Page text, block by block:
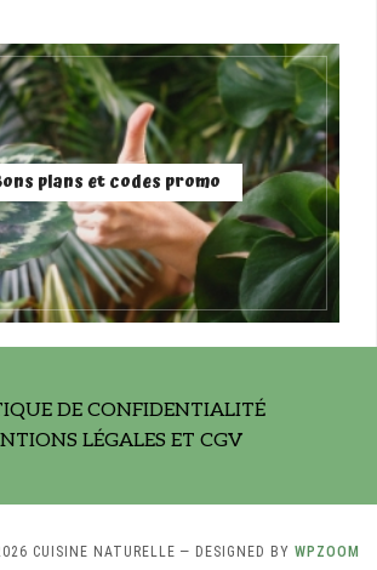
plans et codes promo
DE CONFIDENTIALITÉ
LÉGALES ET CGV
CUISINE NATURELLE — DESIGNED BY WPZOOM